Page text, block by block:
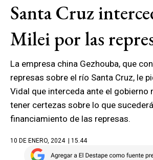
Santa Cruz
Milei por las
La empresa china Gezhouba, que
represas sobre el río Santa Cruz, le
Vidal que interceda ante el gobierno
tener certezas sobre lo que
financiamiento de las represas.
10 DE ENERO, 2024 | 15.44